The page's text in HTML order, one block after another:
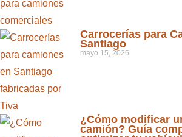
Carrocerías para
Santiago
mayo 15, 2026
¿Cómo modificar
camión? Guía